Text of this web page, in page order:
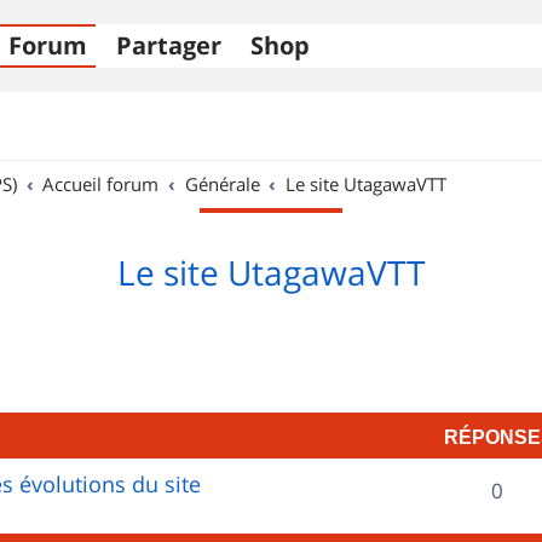
Forum Partager Shop
Accueil forum Générale Le site UtagawaVTT
Le site UtagawaVTT
évolutions du site 0R
é